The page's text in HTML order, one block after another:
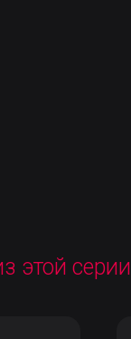
этой серии